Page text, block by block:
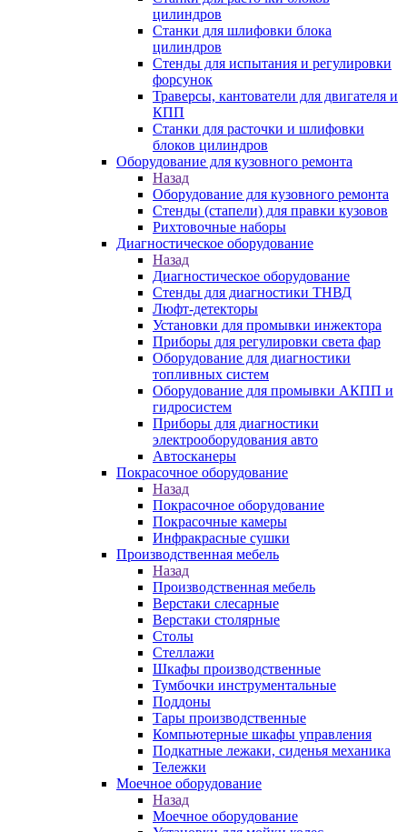
цилиндров
Станки для шлифовки блока
цилиндров
Стенды для испытания и регулировки
форсунок
Траверсы, кантователи для двигателя и
КПП
Станки для расточки и шлифовки
блоков цилиндров
Оборудование для кузовного ремонта
Назад
Оборудование для кузовного ремонта
Стенды (стапели) для правки кузовов
Рихтовочные наборы
Диагностическое оборудование
Назад
Диагностическое оборудование
Стенды для диагностики ТНВД
Люфт-детекторы
Установки для промывки инжектора
Приборы для регулировки света фар
Оборудование для диагностики
топливных систем
Оборудование для промывки АКПП и
гидросистем
Приборы для диагностики
электрооборудования авто
Автосканеры
Покрасочное оборудование
Назад
Покрасочное оборудование
Покрасочные камеры
Инфракрасные сушки
Производственная мебель
Назад
Производственная мебель
Верстаки слесарные
Верстаки столярные
Столы
Стеллажи
Шкафы производственные
Тумбочки инструментальные
Поддоны
Тары производственные
Компьютерные шкафы управления
Подкатные лежаки, сиденья механика
Тележки
Моечное оборудование
Назад
Моечное оборудование